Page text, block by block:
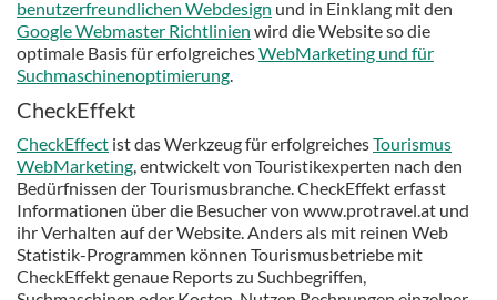
benutzerfreundlichen Webdesign und in Einklang mit den
Google Webmaster Richtlinien wird die Website so die
optimale Basis für erfolgreichesWebMarketing und für
Suchmaschinenoptimierung.
CheckEffekt
CheckEffect ist das Werkzeug für erfolgreichesTourismus
WebMarketing, entwickelt von Touristikexperten nach den
Bedürfnissen der Tourismusbranche. CheckEffekt erfasst
Informationen über die Besucher von www.protravel.at und
ihr Verhalten auf der Website. Anders als mit reinen Web
Statistik-Programmen können Tourismusbetriebe mit
CheckEffekt genaue Reports zu Suchbegriffen,